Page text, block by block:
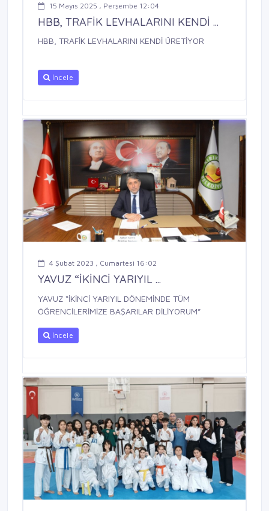
15 Mayıs 2025 , Perşembe 12:04
HBB, TRAFİK LEVHALARINI KENDİ ...
HBB, TRAFİK LEVHALARINI KENDİ ÜRETİYOR
İncele
4 Şubat 2023 , Cumartesi 16:02
YAVUZ “İKİNCİ YARIYIL ...
YAVUZ “İKİNCİ YARIYIL DÖNEMİNDE TÜM
ÖĞRENCİLERİMİZE BAŞARILAR DİLİYORUM”
İncele